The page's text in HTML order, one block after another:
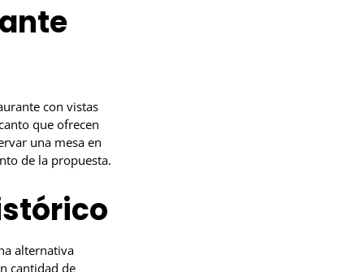
con vistas
que ofrecen
una mesa en
de la propuesta.
alternativa
cantidad de